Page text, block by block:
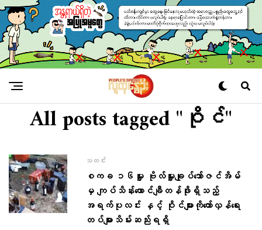
All posts tagged "ဝိုင်"
သတင်း
စကခ ၁၆မှူး ဗိုလ်မှူးချုပ်​သော်ဇင်အိမ်
မှ ကျပ်သိန်း​ထောင်ချီတန်ဖိုးရှိသည့်
အရက်ပုလင်း နှင့် ဝိုင်များကို​တော်လှန်​ရေး
တပ်များသိမ်းဆည်းရရှိ